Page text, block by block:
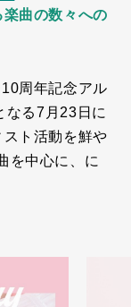
楽曲の数々への
周年記念アル
なる7月23日に
ト活動を鮮や
を中心に、に